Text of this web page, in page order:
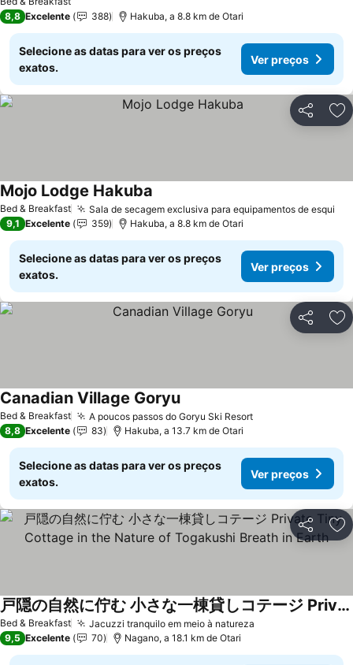
8,8 Excelente 388 Hakuba, a 8.8 km de Otari
Selecione as datas para ver os preços
exatos.
Ver preços
Partilhar
Bed & Breakfast Sala de secagem exclusiva para equipamentos de esqui
Mojo Lodge Hakuba
9,1 Excelente 359 Hakuba, a 8.8 km de Otari
Selecione as datas para ver os preços
exatos.
Ver preços
Partilhar
Bed & Breakfast A poucos passos do Goryu Ski ResortVer preços
Canadian Village GoryuVer preços
8,8 Excelente 83 Hakuba, a 13.7 km de Otari
Selecione as datas para ver os preços
exatos.
Ver preços
Partilhar
Bed & Breakfast Jacuzzi tranquilo em meio à natureza
戸隠の自然に佇む 小さな一棟貸しコテージ Private Tiny Cottage in the Nature of Togakushi Breath in Earth
Ver preços
9,5 Excelente 70 Nagano, a 18.1 km de Otari